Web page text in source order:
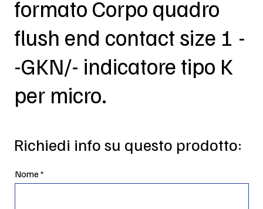
formato Corpo quadro
flush end contact size 1 -
-GKN/- indicatore tipo K
per micro.
Richiedi info su questo prodotto:
Nome